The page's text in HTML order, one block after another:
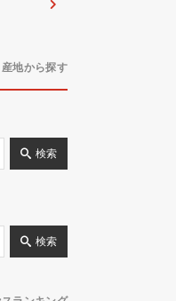
産地から探す
検索
検索